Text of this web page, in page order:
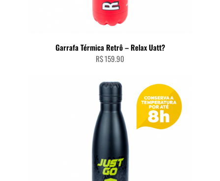
Garrafa Térmica Retrô – Relax Uatt?
R$159.90